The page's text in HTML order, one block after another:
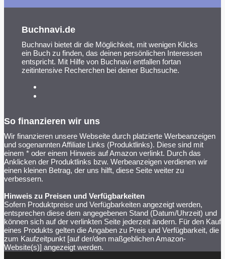
Buchnavi.de
Buchnavi bietet dir die Möglichkeit, mit wenigen Klicks
ein Buch zu finden, das deinen persönlichen Interessen
entspricht. Mit Hilfe von Buchnavi entfallen fortan
zeitintensive Recherchen bei deiner Buchsuche.
So finanzieren wir uns
Wir finanzieren unsere Webseite durch platzierte Werbeanzeigen
und sogenannten Affiliate Links (Produktlinks). Diese sind mit
einem * oder einem Hinweis auf Amazon verlinkt. Durch das
Anklicken der Produktlinks bzw. Werbeanzeigen verdienen wir
einen kleinen Betrag, der uns hilft, diese Seite weiter zu
verbessern.
Hinweis zu Preisen und Verfügbarkeiten
Sofern Produktpreise und Verfügbarkeiten angezeigt werden,
entsprechen diese dem angegebenen Stand (Datum/Uhrzeit) und
können sich auf der verlinkten Seite jederzeit ändern. Für den Kauf
eines Produkts gelten die Angaben zu Preis und Verfügbarkeit, die
zum Kaufzeitpunkt [auf der/den maßgeblichen Amazon-
Website(s)] angezeigt werden.